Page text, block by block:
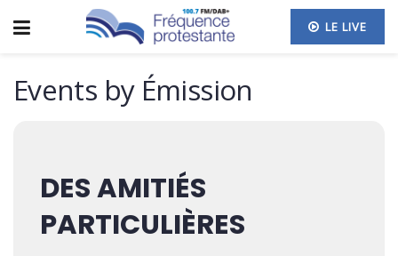
LE LIVE
Events by Émission
DES AMITIÉS
PARTICULIÈRES